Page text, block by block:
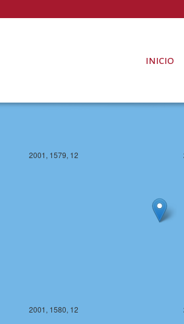
inicio
2001, 1579, 12
2001, 1580, 12